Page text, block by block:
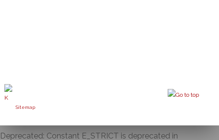
Sitemap
Deprecated: Constant E_STRICT is deprecated in